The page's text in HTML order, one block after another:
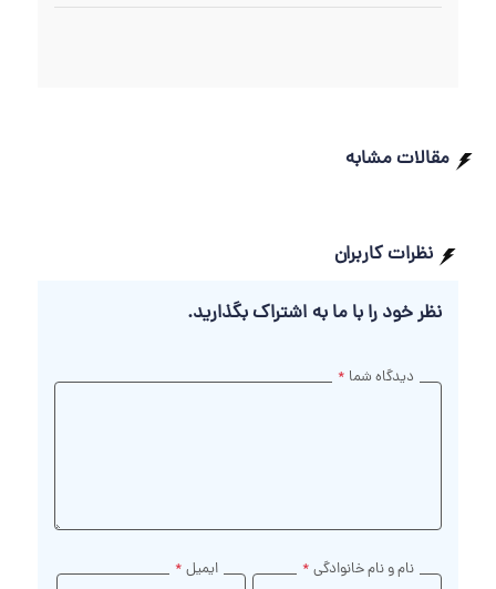
مقالات مشابه
نظرات کاربران
نظر خود را با ما به اشتراک بگذارید.
دیدگاه شما *
نام و نام خانوادگی * ایمیل *